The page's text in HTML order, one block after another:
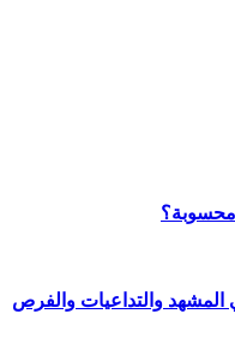
المشهد والتداعيات والفرص
محسوبة؟